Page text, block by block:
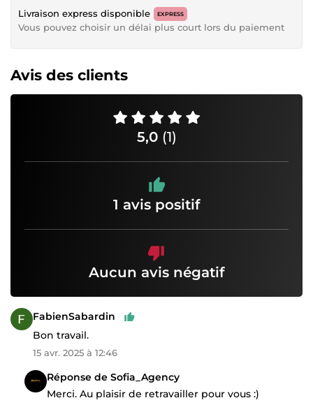
Livraison express disponible EXPRESS
Vous pouvez choisir un délai plus court lors du paiement
Avis des clients
5,0 (1)
1 avis positif
Aucun avis négatif
FabienSabardin
Bon travail.
15 avr. 2025 à 12:46
Réponse de Sofia_Agency
Merci. Au plaisir de retravailler pour vous :)